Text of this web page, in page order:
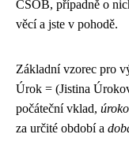
ČSOB, případně o
věcí a jste v pohodě.
Základní vzorec pro
Úrok = (Jistina
počáteční vklad,
za určité období a